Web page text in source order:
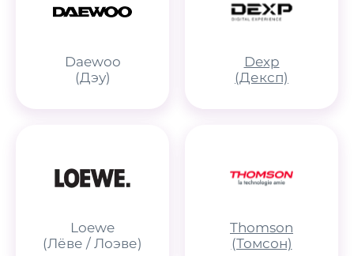
Daewoo
(Дэу)
Dexp
(Дексп)
Loewe
(Лёве / Лоэве)
Thomson
(Томсон)